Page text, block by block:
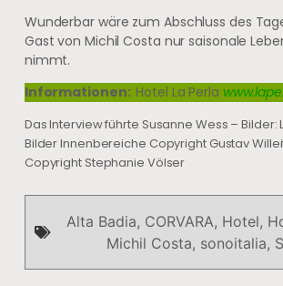
Wunderbar wäre zum Abschluss des
Gast von Michil Costa nur saisonale
nimmt.
Informationen: Hotel La Perla
Das Interview führte Susanne Wess – Bilder:
Bilder Innenbereiche Copyright Gustav
Copyright Stephanie Völser
Alta Badia, CORVARA, Hotel,
Michil Costa, sonoitalia,